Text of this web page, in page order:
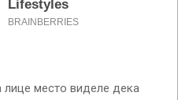
лице место виделе дека